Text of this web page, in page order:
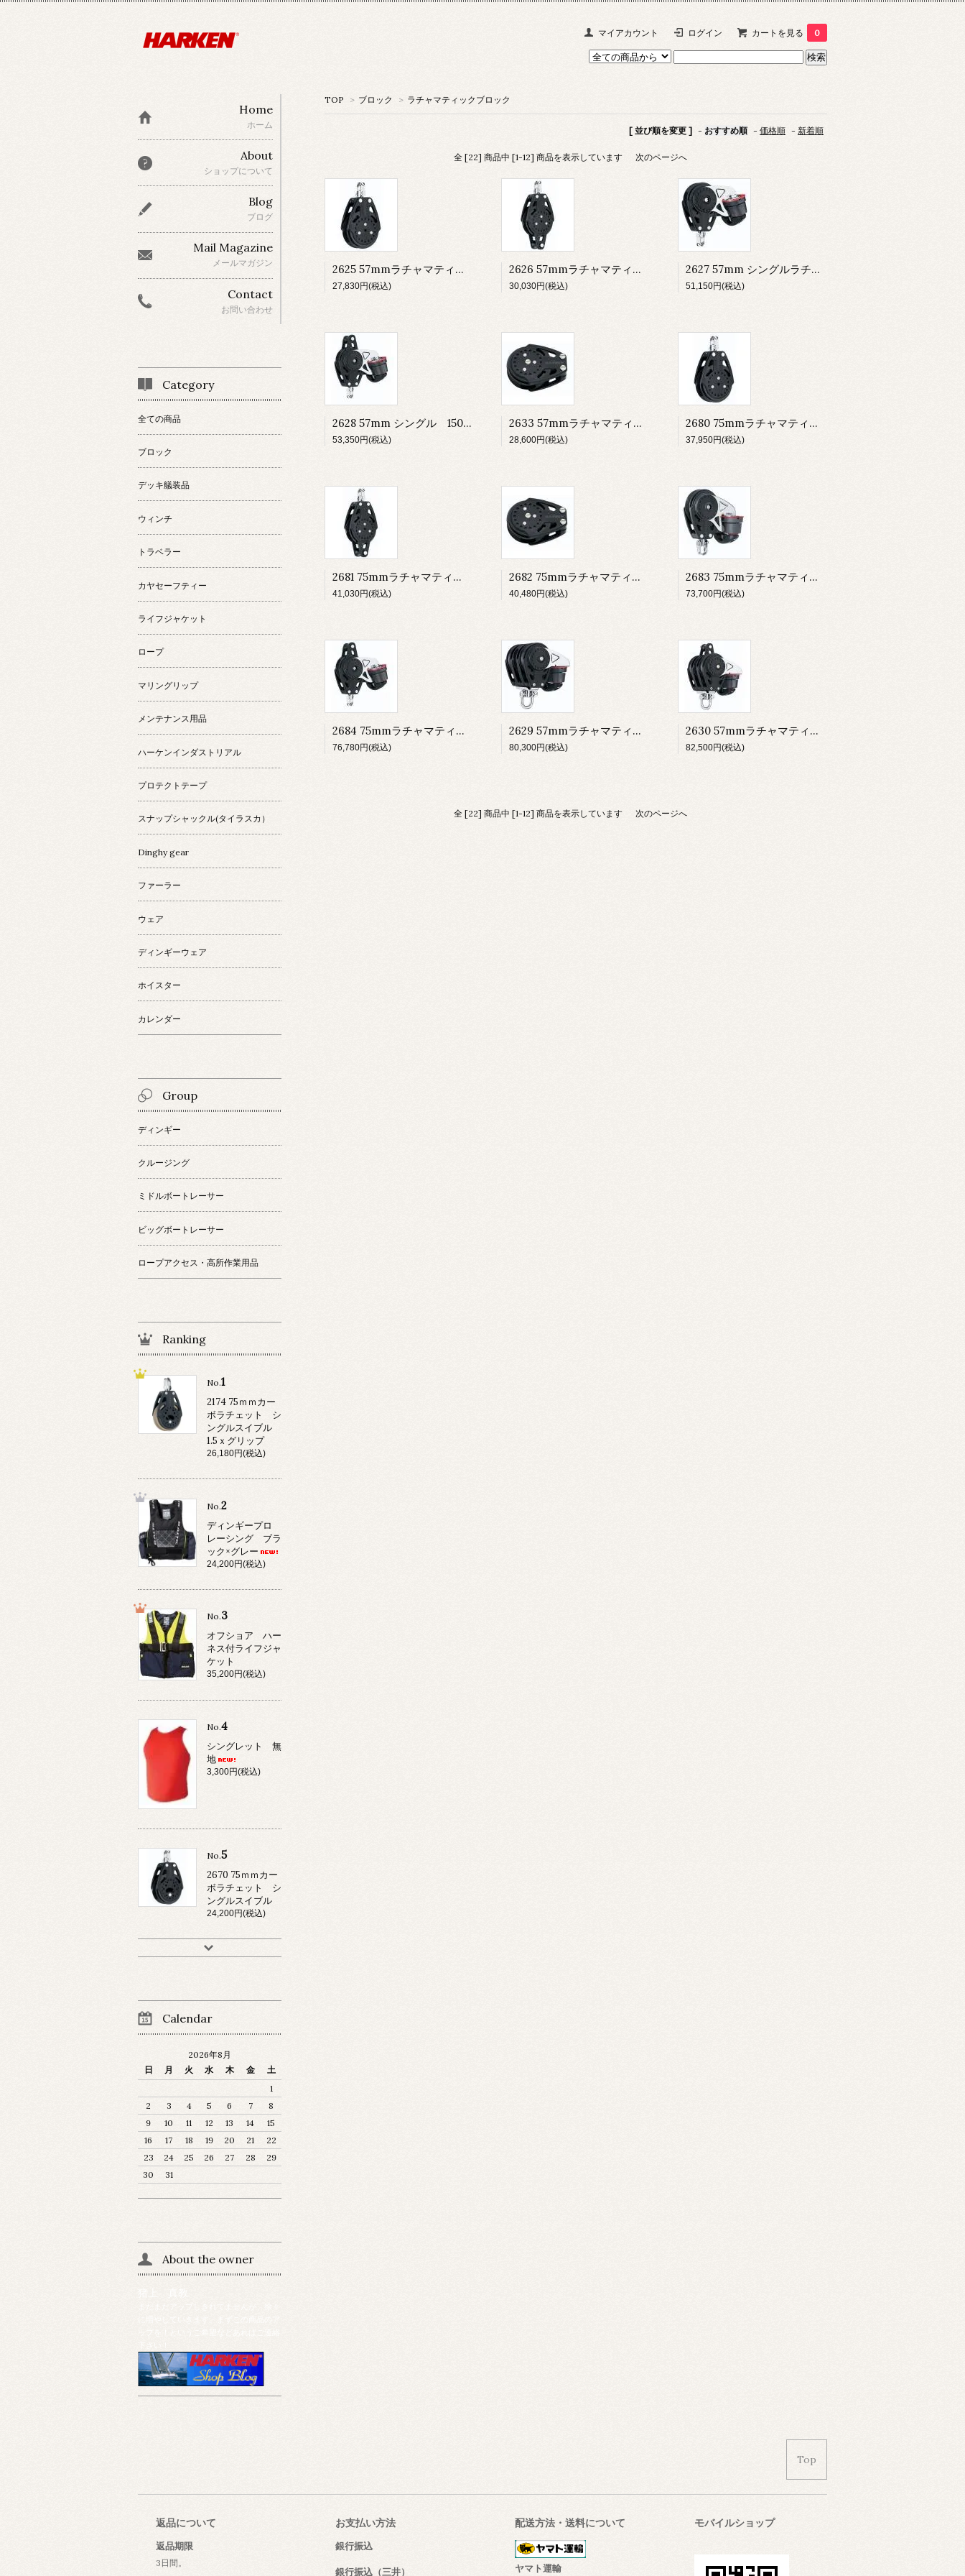
マイアカウント ログイン カートを見る 0
TOP > ブロック > ラチャマティックブロック
[ 並び順を変更 ] - おすすめ順 - 価格順 - 新着順
全 [22] 商品中 [1-12] 商品を表示しています 次のページへ
2625 57mmラチャマティック シングル
27,830円(税込)
2626 57mmラチャマティック シングル ベケット
30,030円(税込)
2627 57mm シングルラチャマティック 150カム
51,150円(税込)
2628 57mm シングル 150カム-マティック ベケット
53,350円(税込)
2633 57mmラチャマティック チークブロック
28,600円(税込)
2680 75mmラチャマティック シングル
37,950円(税込)
2681 75mmラチャマティック シングル ベケット
41,030円(税込)
2682 75mmラチャマティック チーク
40,480円(税込)
2683 75mmラチャマティック シングル 150カム
73,700円(税込)
2684 75mmラチャマティック シングルベケット 150カム
76,780円(税込)
2629 57mmラチャマティック トリプル 150カム
80,300円(税込)
2630 57mmラチャマティック トリプルベケット 150カム
82,500円(税込)
全 [22] 商品中 [1-12] 商品を表示しています 次のページへ
Home
ホーム
About
ショップについて
Blog
ブログ
Mail Magazine
メールマガジン
Contact
お問い合わせ
Category
全ての商品
ブロック
デッキ艤装品
ウィンチ
トラベラー
カヤセーフティー
ライフジャケット
ロープ
マリングリップ
メンテナンス用品
ハーケンインダストリアル
プロテクトテープ
スナップシャックル(タイラスカ）
Dinghy gear
ファーラー
ウェア
ディンギーウェア
ホイスター
カレンダー
Group
ディンギー
クルージング
ミドルボートレーサー
ビッグボートレーサー
ロープアクセス・高所作業用品
Ranking
No.1
2174 75ｍｍカー
ボラチェット シ
ングルスイブル
1.5ｘグリップ
26,180円(税込)
No.2
ディンギープロ
レーシング ブラ
ック×グレー
24,200円(税込)
No.3
オフショア ハー
ネス付ライフジャ
ケット
35,200円(税込)
No.4
シングレット 無
地
3,300円(税込)
No.5
2670 75ｍｍカー
ボラチェット シ
ングルスイブル
24,200円(税込)
Calendar
2026年8月
日
月 火 水 木 金
土
1
2
3 4 5 6 7
8
9
10 11 12 13 14
15
16
17 18 19 20 21
22
23
24 25 26 27 28
29
30
31
About the owner
Top
返品について
返品期限
3日間。
お支払い方法
銀行振込
銀行振込（三井）
配送方法・送料について
ヤマト運輸
モバイルショップ